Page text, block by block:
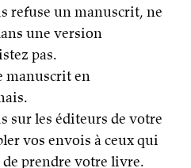
refuse un manuscrit, ne
une version
pas.
manuscrit en
sur les éditeurs de votre
vos envois à ceux qui
prendre votre livre.